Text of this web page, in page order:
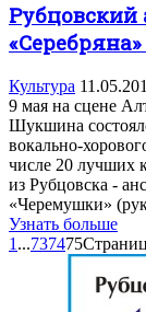
Рубцовский
Культура
9 мая на сцене
Шукшина
вокально-
числе 20 лучших
из Рубцовска -
«Черемушки»
Узнать больше
1 ...737475